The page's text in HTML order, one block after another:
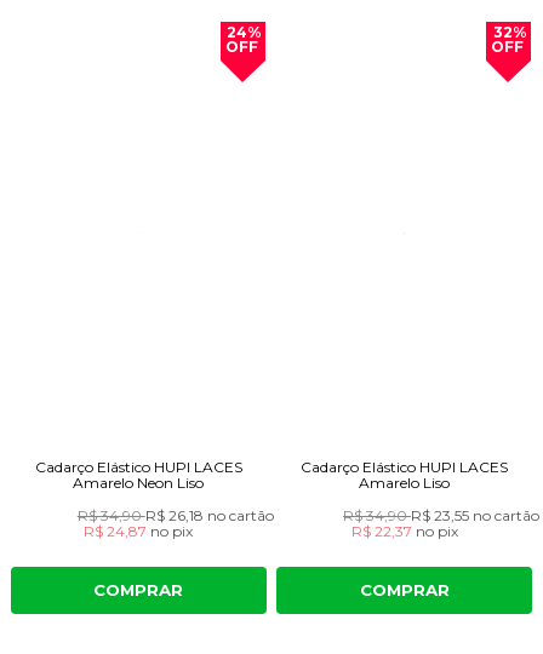
24%
OFF
Cadarço Elástico HUPI LACES
Amarelo Neon Liso
R$ 34,90R$ 26,18 no cartão
R$ 24,87 no pix
COMPRAR
32%
OFF
Cadarço Elástico HUPI LACES
Amarelo Liso
R$ 34,90R$ 23,55 no cartão
R$ 22,37 no pix
COMPRAR